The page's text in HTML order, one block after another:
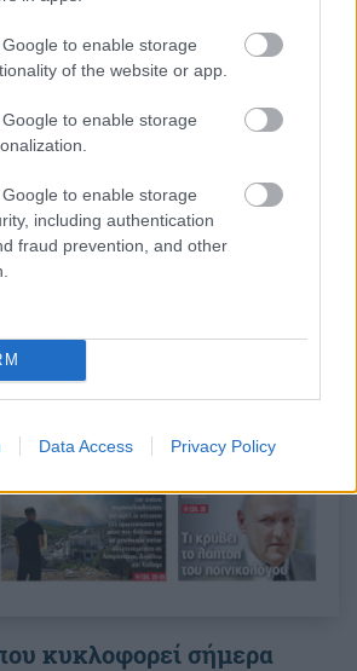
to enable storage
of the website or app.
to enable storage
to enable storage
including authentication
fraud prevention, and other
Data Access Privacy Policy
κυκλοφορεί σήμερα